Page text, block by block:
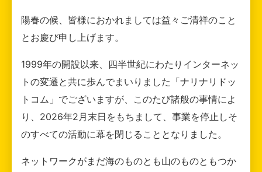
陽春の候、皆様におかれましては益々ご清祥のこと
とお慶び申し上げます。
1999年の開設以来、四半世紀にわたりインターネッ
トの変遷と共に歩んでまいりました「ナリナリドッ
トコム」でございますが、このたび諸般の事情によ
り、2026年2月末日をもちまして、事業を停止しそ
のすべての活動に幕を閉じることとなりました。
ネットワークがまだ海のものとも山のものともつか